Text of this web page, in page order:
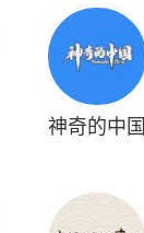
神奇的中国